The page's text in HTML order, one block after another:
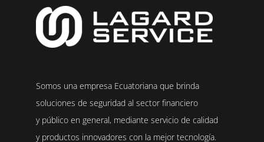
Somos una empresa Ecuatoriana que brinda
soluciones de seguridad al sector financiero
y público en general, mediante servicio de calidad
y productos innovadores con la mejor tecnología.